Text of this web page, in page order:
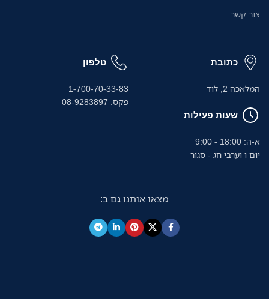
צור קשר
כתובת
המלאכה 2, לוד
שעות פעילות
א-ה: 18:00 - 9:00
יום ו וערבי חג - סגור
טלפון
1-700-70-33-83
פקס: 08-9283897
מצאו אותנו גם ב: